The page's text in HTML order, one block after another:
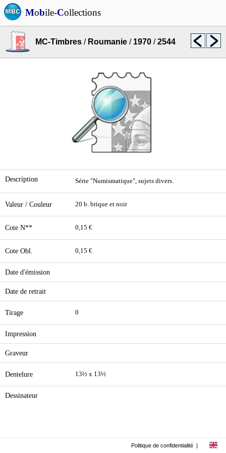
Mobile-Collections
MC-Timbres / Roumanie / 1970 /2544
Description Série "Numismatique", sujets divers.
Valeur / Couleur 20 b. brique et noir
Cote N** 0,15 €
Cote Obl. 0,15 €
Date d'émission
Date de retrait
Tirage 0
Impression
Graveur
Dentelure 13½ x 13½
Dessinateur
Politique de confidentialité |